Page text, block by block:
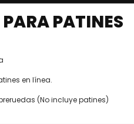
PARA PATINES
en línea.
(No incluye patines)